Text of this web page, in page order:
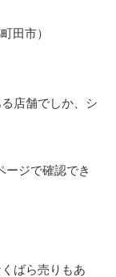
田市）
店舗でしか、シ
ージで確認でき
ばら売りもあ